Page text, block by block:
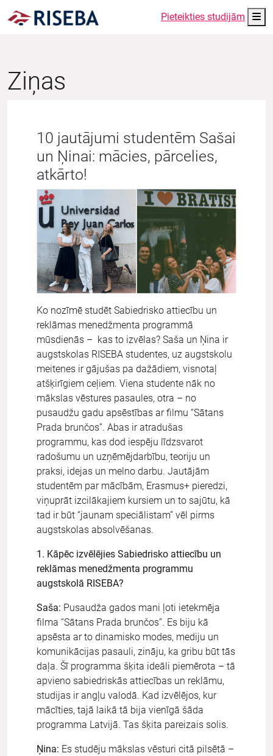
Pieteikties studijām
Ziņas
10 jautājumi studentēm Sašai
un Ņinai: mācies, pārcelies,
atkārto!
Ko nozīmē studēt Sabiedrisko attiecību un
reklāmas menedžmenta programmā
mūsdienās – kas to izvēlas? Saša un Ņina ir
augstskolas RISEBA studentes, uz augstskolu
meitenes ir gājušas pa dažādiem, visnotaļ
atšķirīgiem ceļiem. Viena studente nāk no
mākslas vēstures pasaules, otra – no
pusaudžu gadu apsēstības ar filmu “Sātans
Prada brunčos”. Abas ir atradušas
programmu, kas dod iespēju līdzsvarot
radošumu un uzņēmējdarbību, teoriju un
praksi, idejas un melno darbu. Jautājām
studentēm par mācībām, Erasmus+ pieredzi,
viņuprāt izcilākajiem kursiem un to sajūtu, kā
tad ir būt “jaunam speciālistam” vēl pirms
augstskolas absolvēšanas.
1. Kāpēc izvēlējies Sabiedrisko attiecību un
reklāmas menedžmenta programmu
augstskolā RISEBA?
Saša: Pusaudža gados mani ļoti ietekmēja
filma “Sātans Prada brunčos”. Es biju kā
apsēsta ar to dinamisko modes, mediju un
komunikācijas pasauli, zināju, ka gribu būt tās
daļa. Šī programma šķita ideāli piemērota – tā
apvieno sabiedriskās attiecības un reklāmu,
studijas ir angļu valodā. Kad izvēlējos, kur
mācīties, tajā laikā tā bija vienīgā šāda
programma Latvijā. Tas šķita pareizais solis.
Ņina: Es studēju mākslas vēsturi citā pilsētā –